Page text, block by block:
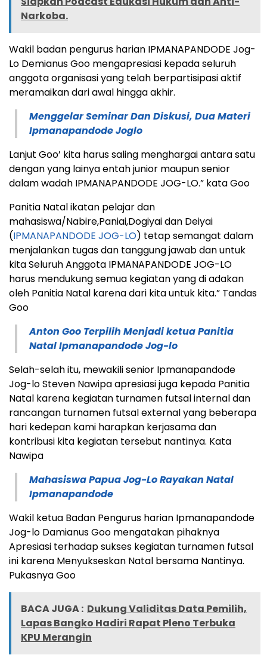
Narkoba.
Wakil badan pengurus harian IPMANAPANDODE Jog-
Lo Demianus Goo mengapresiasi kepada seluruh
anggota organisasi yang telah berpartisipasi aktif
meramaikan dari awal hingga akhir.
Menggelar Seminar Dan Diskusi, Dua Materi
Ipmanapandode Joglo
Lanjut Goo’ kita harus saling menghargai antara satu
dengan yang lainya entah junior maupun senior
dalam wadah IPMANAPANDODE JOG-LO.” kata Goo
Panitia Natal ikatan pelajar dan
mahasiswa/Nabire,Paniai,Dogiyai dan Deiyai
(IPMANAPANDODE JOG-LO) tetap semangat dalam
menjalankan tugas dan tanggung jawab dan untuk
kita Seluruh Anggota IPMANAPANDODE JOG-LO
harus mendukung semua kegiatan yang di adakan
oleh Panitia Natal karena dari kita untuk kita.” Tandas
Goo
Anton Goo Terpilih Menjadi ketua Panitia
Natal Ipmanapandode Jog-lo
Selah-selah itu, mewakili senior Ipmanapandode
Jog-lo Steven Nawipa apresiasi juga kepada Panitia
Natal karena kegiatan turnamen futsal internal dan
rancangan turnamen futsal external yang beberapa
hari kedepan kami harapkan kerjasama dan
kontribusi kita kegiatan tersebut nantinya. Kata
Nawipa
Mahasiswa Papua Jog-Lo Rayakan Natal
Ipmanapandode
Wakil ketua Badan Pengurus harian Ipmanapandode
Jog-lo Damianus Goo mengatakan pihaknya
Apresiasi terhadap sukses kegiatan turnamen futsal
ini karena Menyukseskan Natal bersama Nantinya.
Pukasnya Goo
BACA JUGA : Dukung Validitas Data Pemilih,
Lapas Bangko Hadiri Rapat Pleno Terbuka
KPU Merangin